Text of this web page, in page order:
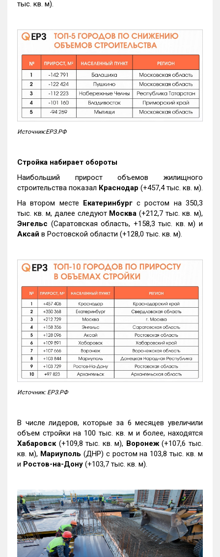
тыс. кв. м).
Источник:ЕРЗ.РФ
Стройка набирает обороты
Наибольший прирост объемов жилищного
строительства показал Краснодар (+457,4 тыс. кв. м).
На втором месте
Екатеринбургс ростом на 350,3
тыс. кв. м, далее следуют Москва (+212,7 тыс. кв. м),
Энгельс (Саратовская область, +158,3 тыс. кв. м) и
Аксай в Ростовской области (+128,0 тыс. кв. м).
Источник: ЕРЗ.РФ
В числе лидеров, которые за 6 месяцев увеличили
объем стройки на 100 тыс. кв. м и более, находятся
Хабаровск (+109,8 тыс. кв. м), Воронеж(+107,6 тыс.
кв. м), Мариуполь (ДНР) с ростом на 103,8 тыс. кв. м
и Ростов-на-Дону (+103,7 тыс. кв. м).